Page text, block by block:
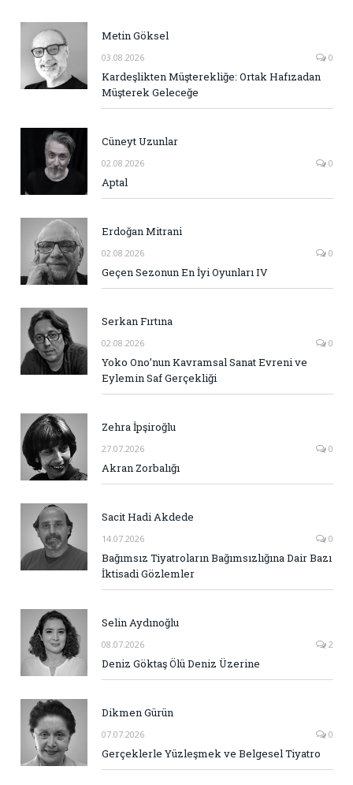
Metin Göksel
03.08.2026 0
Kardeşlikten Müşterekliğe: Ortak Hafızadan
Müşterek Geleceğe
Cüneyt Uzunlar
02.08.2026 0
Aptal
Erdoğan Mitrani
02.08.2026 0
Geçen Sezonun En İyi Oyunları IV
Serkan Fırtına
02.08.2026 0
Yoko Ono’nun Kavramsal Sanat Evreni ve
Eylemin Saf Gerçekliği
Zehra İpşiroğlu
27.07.2026 0
Akran Zorbalığı
Sacit Hadi Akdede
14.07.2026 0
Bağımsız Tiyatroların Bağımsızlığına Dair Bazı
İktisadi Gözlemler
Selin Aydınoğlu
08.07.2026 2
Deniz Göktaş Ölü Deniz Üzerine
Dikmen Gürün
07.07.2026 0
Gerçeklerle Yüzleşmek ve Belgesel Tiyatro